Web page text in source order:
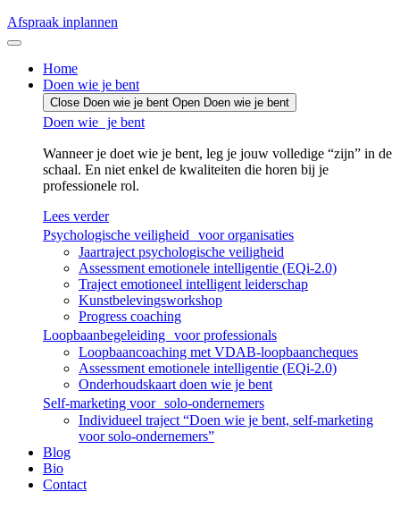
Afspraak inplannen
Home
Doen wie je bent
Close Doen wie je bent Open Doen wie je bent
Doen wie je bent
Wanneer je doet wie je bent, leg je jouw volledige “zijn” in de
schaal. En niet enkel de kwaliteiten die horen bij je
professionele rol.
Lees verder
Psychologische veiligheid voor organisaties
Jaartraject psychologische veiligheid
Assessment emotionele intelligentie (EQi-2.0)
Traject emotioneel intelligent leiderschap
Kunstbelevingsworkshop
Progress coaching
Loopbaanbegeleiding voor professionals
Loopbaancoaching met VDAB-loopbaancheques
Assessment emotionele intelligentie (EQi-2.0)
Onderhoudskaart doen wie je bent
Self-marketing voor solo-ondernemers
Individueel traject “Doen wie je bent, self-marketing
voor solo-ondernemers”
Blog
Bio
Contact